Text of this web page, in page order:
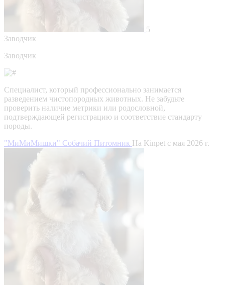
5
Заводчик
Заводчик
Специалист, который профессионально занимается
разведением чистопородных животных. Не забудьте
проверить наличие метрики или родословной,
подтверждающей регистрацию и соответствие стандарту
породы.
"МиМиМишки" Собачий Питомник На Kinpet c мая 2026 г.